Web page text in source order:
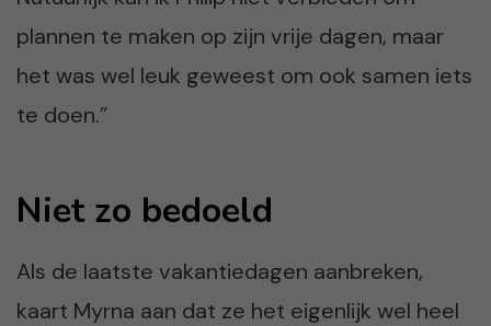
plannen te maken op zijn vrije dagen, maar
het was wel leuk geweest om ook samen iets
te doen.”
Niet zo bedoeld
Als de laatste vakantiedagen aanbreken,
kaart Myrna aan dat ze het eigenlijk wel heel